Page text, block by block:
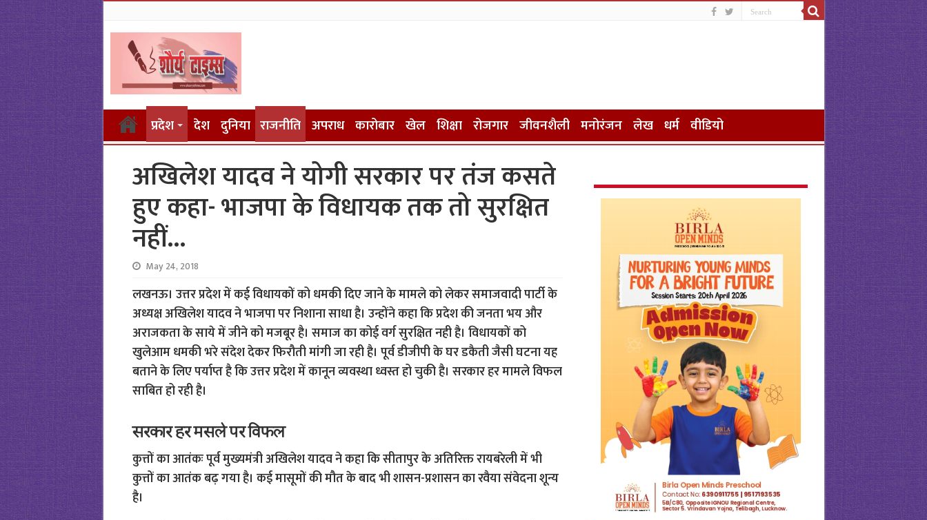
प्रदेश देश दुनिया राजनीति अपराध कारोबार खेल शिक्षा रोजगार जीवनशैली मनोरंजन लेख धर्म वीडियो
अखिलेश यादव ने योगी सरकार पर तंज कसते
हुए कहा- भाजपा के विधायक तक तो सुरक्षित
नहीं…
May 24, 2018
लखनऊ। उत्तर प्रदेश में कई विधायकों को धमकी दिए जाने के मामले को लेकर समाजवादी पार्टी के
अध्यक्ष अखिलेश यादव ने भाजपा पर निशाना साधा है। उन्होंने कहा कि प्रदेश की जनता भय और
अराजकता के साये में जीने को मजबूर है। समाज का कोई वर्ग सुरक्षित नही है। विधायकों को
खुलेआम धमकी भरे संदेश देकर फिरौती मांगी जा रही है। पूर्व डीजीपी के घर डकैती जैसी घटना यह
बताने के लिए पर्याप्त है कि उत्तर प्रदेश में कानून व्यवस्था ध्वस्त हो चुकी है। सरकार हर मामले विफल
साबित हो रही है।
सरकार हर मसले पर विफल
कुत्तों का आतंकः पूर्व मुख्यमंत्री अखिलेश यादव ने कहा कि सीतापुर के अतिरिक्त रायबरेली में भी
कुत्तों का आतंक बढ़ गया है। कई मासूमों की मौत के बाद भी शासन-प्रशासन का रवैया संवेदना शून्य
है।